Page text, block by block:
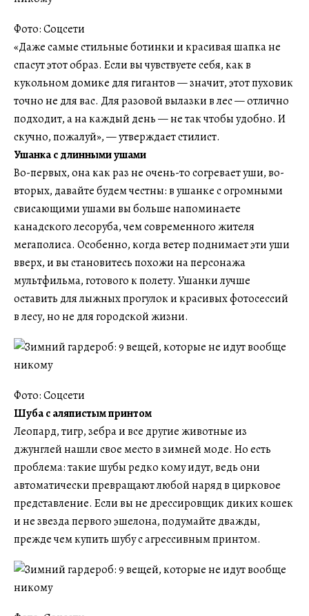
Фото: Соцсети
«Даже самые стильные ботинки и красивая шапка не
спасут этот образ. Если вы чувствуете себя, как в
кукольном домике для гигантов — значит, этот пуховик
точно не для вас. Для разовой вылазки в лес — отлично
подходит, а на каждый день — не так чтобы удобно. И
скучно, пожалуй», — утверждает стилист.
Ушанка с длинными ушами
Во-первых, она как раз не очень-то согревает уши, во-
вторых, давайте будем честны: в ушанке с огромными
свисающими ушами вы больше напоминаете
канадского лесоруба, чем современного жителя
мегаполиса. Особенно, когда ветер поднимает эти уши
вверх, и вы становитесь похожи на персонажа
мультфильма, готового к полету. Ушанки лучше
оставить для лыжных прогулок и красивых фотосессий
в лесу, но не для городской жизни.
Фото: Соцсети
Шуба с аляпистым принтом
Леопард, тигр, зебра и все другие животные из
джунглей нашли свое место в зимней моде. Но есть
проблема: такие шубы редко кому идут, ведь они
автоматически превращают любой наряд в цирковое
представление. Если вы не дрессировщик диких кошек
и не звезда первого эшелона, подумайте дважды,
прежде чем купить шубу с агрессивным принтом.